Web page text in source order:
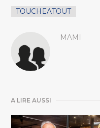
TOUCHEATOUT
MAMI
A LIRE AUSSI